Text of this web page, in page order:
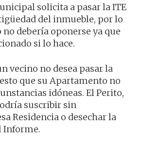
solicita a pasar la ITE
del inmueble, por lo
debería oponerse ya que
si lo hace.
vecino no desea pasar la
que su Apartamento no
idóneas. El Perito,
suscribir sin
Residencia o desechar la
Informe.